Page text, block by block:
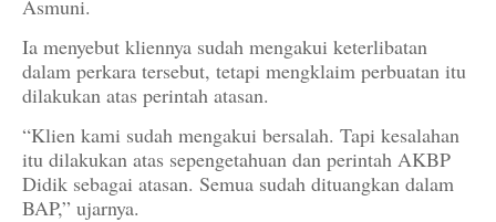
Asmuni.
Ia menyebut kliennya sudah mengakui keterlibatan
dalam perkara tersebut, tetapi mengklaim perbuatan itu
dilakukan atas perintah atasan.
“Klien kami sudah mengakui bersalah. Tapi kesalahan
itu dilakukan atas sepengetahuan dan perintah AKBP
Didik sebagai atasan. Semua sudah dituangkan dalam
BAP,” ujarnya.